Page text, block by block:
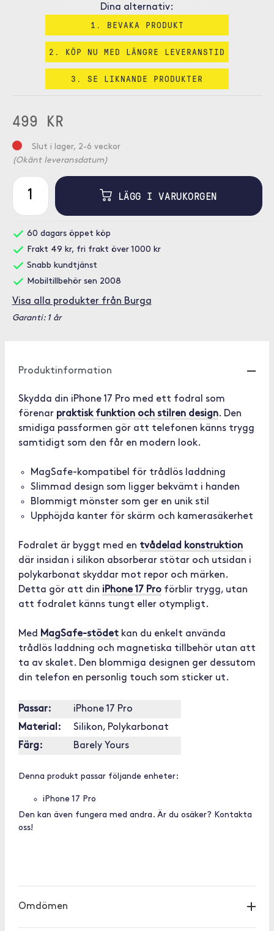
Dina alternativ:
1. BEVAKA PRODUKT
2. KÖP NU MED LÄNGRE LEVERANSTID
3. SE LIKNANDE PRODUKTER
499 KR
Slut i lager, 2-6 veckor
(Okänt leveransdatum)
LÄGG I VARUKORGEN
60 dagars öppet köp
Frakt 49 kr, fri frakt över 1000 kr
Snabb kundtjänst
Mobiltillbehör sen 2008
Visa alla produkter från Burga
Garanti: 1 år
Produktinformation
Skydda din iPhone 17 Pro med ett fodral som
förenar praktisk funktion och stilren design. Den
smidiga passformen gör att telefonen känns trygg
samtidigt som den får en modern look.
MagSafe-kompatibel för trådlös laddning
Slimmad design som ligger bekvämt i handen
Blommigt mönster som ger en unik stil
Upphöjda kanter för skärm och kamerasäkerhet
Fodralet är byggt med en tvådelad konstruktion
där insidan i silikon absorberar stötar och utsidan i
polykarbonat skyddar mot repor och märken.
Detta gör att din iPhone 17 Pro förblir trygg, utan
att fodralet känns tungt eller otympligt.
Med MagSafe-stödet kan du enkelt använda
trådlös laddning och magnetiska tillbehör utan att
ta av skalet. Den blommiga designen ger dessutom
din telefon en personlig touch som sticker ut.
Passar:
iPhone 17 Pro
Material:
Silikon, Polykarbonat
Färg:
Barely Yours
Denna produkt passar följande enheter:
iPhone 17 Pro
Den kan även fungera med andra. Är du osäker? Kontakta
oss!
Omdömen